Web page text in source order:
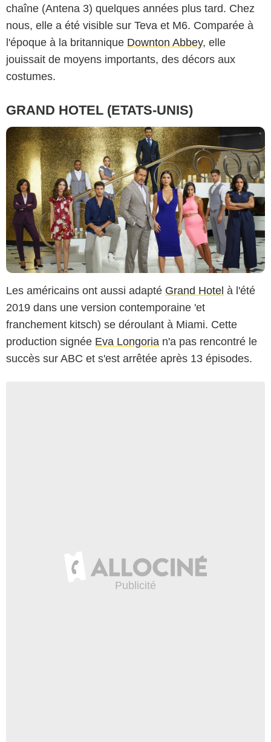
chaîne (Antena 3) quelques années plus tard. Chez
nous, elle a été visible sur Teva et M6. Comparée à
l'époque à la britannique Downton Abbey, elle
jouissait de moyens importants, des décors aux
costumes.
GRAND HOTEL (ETATS-UNIS)
Les américains ont aussi adapté Grand Hotel à l'été
2019 dans une version contemporaine 'et
franchement kitsch) se déroulant à Miami. Cette
production signée Eva Longoria n'a pas rencontré le
succès sur ABC et s'est arrêtée après 13 épisodes.